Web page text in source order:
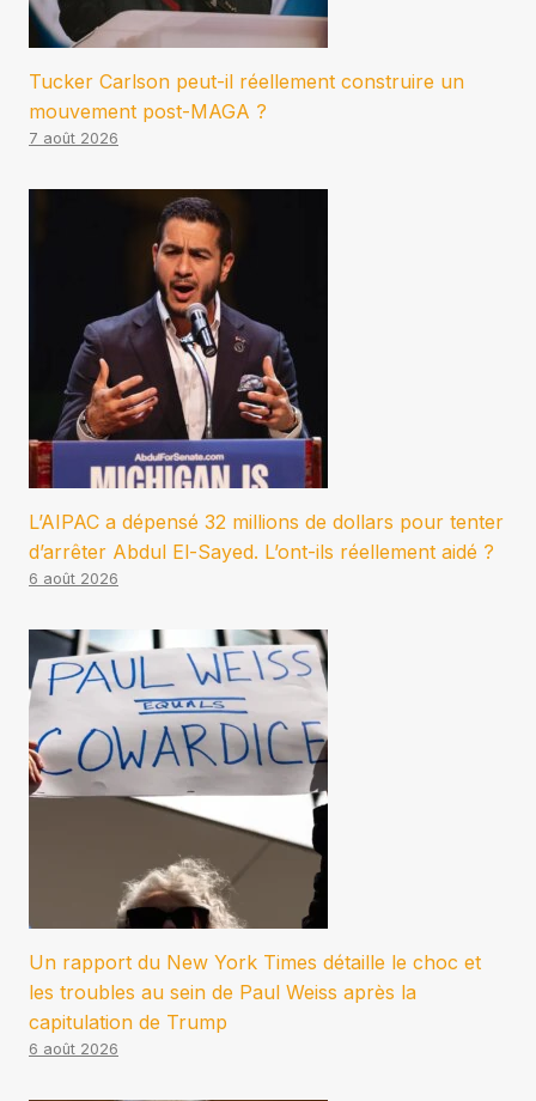
Tucker Carlson peut-il réellement construire un
mouvement post-MAGA ?
7 août 2026
L’AIPAC a dépensé 32 millions de dollars pour tenter
d’arrêter Abdul El-Sayed. L’ont-ils réellement aidé ?
6 août 2026
Un rapport du New York Times détaille le choc et
les troubles au sein de Paul Weiss après la
capitulation de Trump
6 août 2026